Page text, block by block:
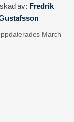
av: Fredrik
March